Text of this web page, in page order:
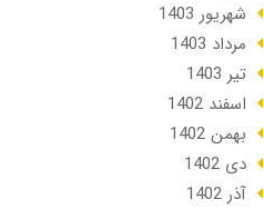
شهریور 1403
مرداد 1403
تير 1403
اسفند 1402
بهمن 1402
دی 1402
آذر 1402